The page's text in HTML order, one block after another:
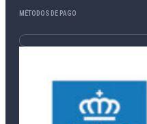
MÉTODOS DE PAGO